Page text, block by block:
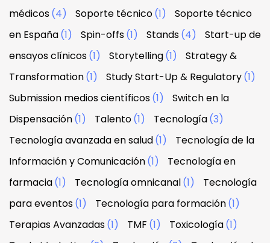
médicos(4) Soporte técnico(1)
Soporte técnico
en España(1) Spin-offs(1) Stands(4)
Start-up de
ensayos clínicos(1) Storytelling(1)
Strategy &
Transformation(1) Study Start-Up & Regulatory(1)
Submission medios científicos(1)
Switch en la
Dispensación(1) Talento(1) Tecnología(3)
Tecnología avanzada en salud(1)
Tecnología de la
Información y Comunicación(1)
Tecnología en
farmacia(1) Tecnología omnicanal(1)
Tecnología
para eventos(1) Tecnología para formación(1)
Terapias Avanzadas(1) TMF (1) Toxicología(1)